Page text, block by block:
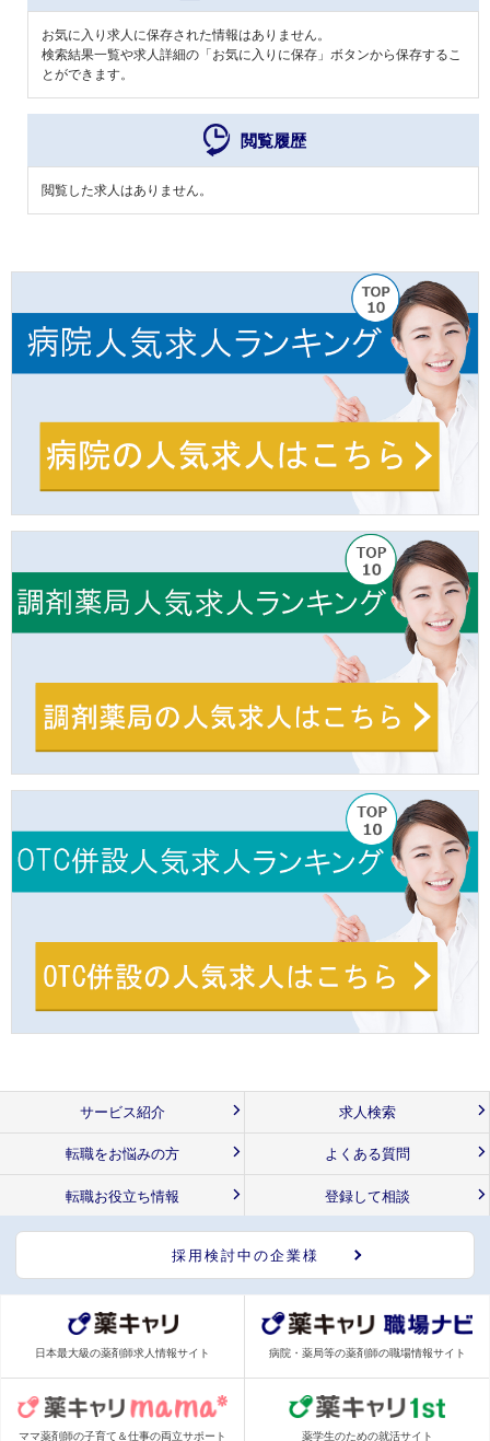
お気に入り求人に保存された情報はありません。
検索結果一覧や求人詳細の「お気に入りに保存」ボタンから保存するこ
とができます。
閲覧履歴
閲覧した求人はありません。
サービス紹介 求人検索
転職をお悩みの方 よくある質問
転職お役立ち情報 登録して相談
採用検討中の企業様
日本最大級の薬剤師求人情報サイト 病院・薬局等の薬剤師の職場情報サイト
ママ薬剤師の子育て＆仕事の両立サポート 薬学生のための就活サイト